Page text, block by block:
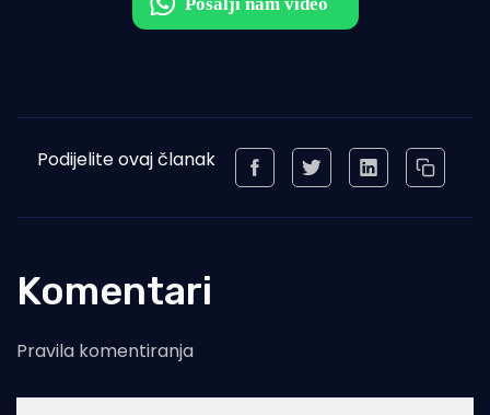
Podijelite ovaj članak
Komentari
Pravila komentiranja